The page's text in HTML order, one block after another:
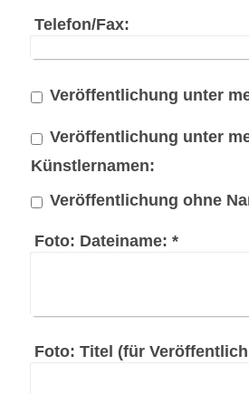
Telefon/Fax:
Veröffentlichung unter
Veröffentlichung unter
Künstlernamen:
Veröffentlichung ohne
Foto: Dateiname: *
Foto: Titel (für